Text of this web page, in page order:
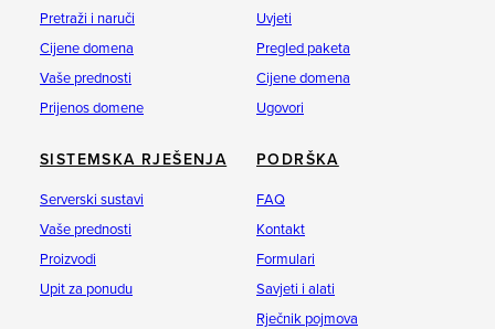
Pretraži i naruči
Cijene domena
Vaše prednosti
Prijenos domene
Uvjeti
Pregled paketa
Cijene domena
Ugovori
SISTEMSKA RJEŠENJA
Serverski sustavi
Vaše prednosti
Proizvodi
Upit za ponudu
PODRŠKA
FAQ
Kontakt
Formulari
Savjeti i alati
Rječnik pojmova